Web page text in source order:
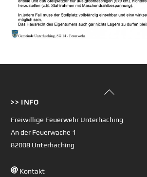
Back
>> INFO
Freiwillige Feuerwehr Unterhaching
An der Feuerwache 1
82008 Unterhaching
Kontakt